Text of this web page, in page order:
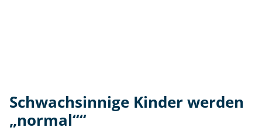
Schwachsinnige Kinder werden
„normal““